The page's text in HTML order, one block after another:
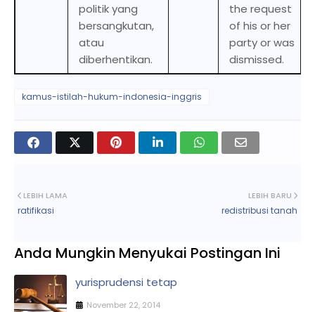
politik yang
bersangkutan,
atau
diberhentikan.
the request
of his or her
party or was
dismissed.
kamus-istilah-hukum-indonesia-inggris
LEBIH BARU
redistribusi tanah
LEBIH LAMA
ratifikasi
Anda Mungkin Menyukai Postingan Ini
yurisprudensi tetap
November 22, 2014